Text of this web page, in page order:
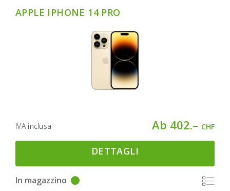
APPLE IPHONE 14 PRO
IVA inclusa Ab 402.– CHF
DETTAGLI
In magazzino